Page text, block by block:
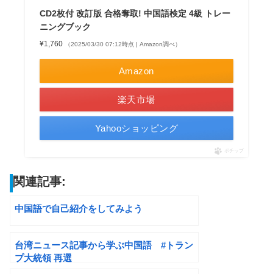
CD2枚付 改訂版 合格奪取! 中国語検定 4級 トレー
ニングブック
¥1,760 （2025/03/30 07:12時点 | Amazon調べ）
Amazon
楽天市場
Yahooショッピング
ポチップ
関連記事:
中国語で自己紹介をしてみよう
台湾ニュース記事から学ぶ中国語 #トラン
プ大統領 再選